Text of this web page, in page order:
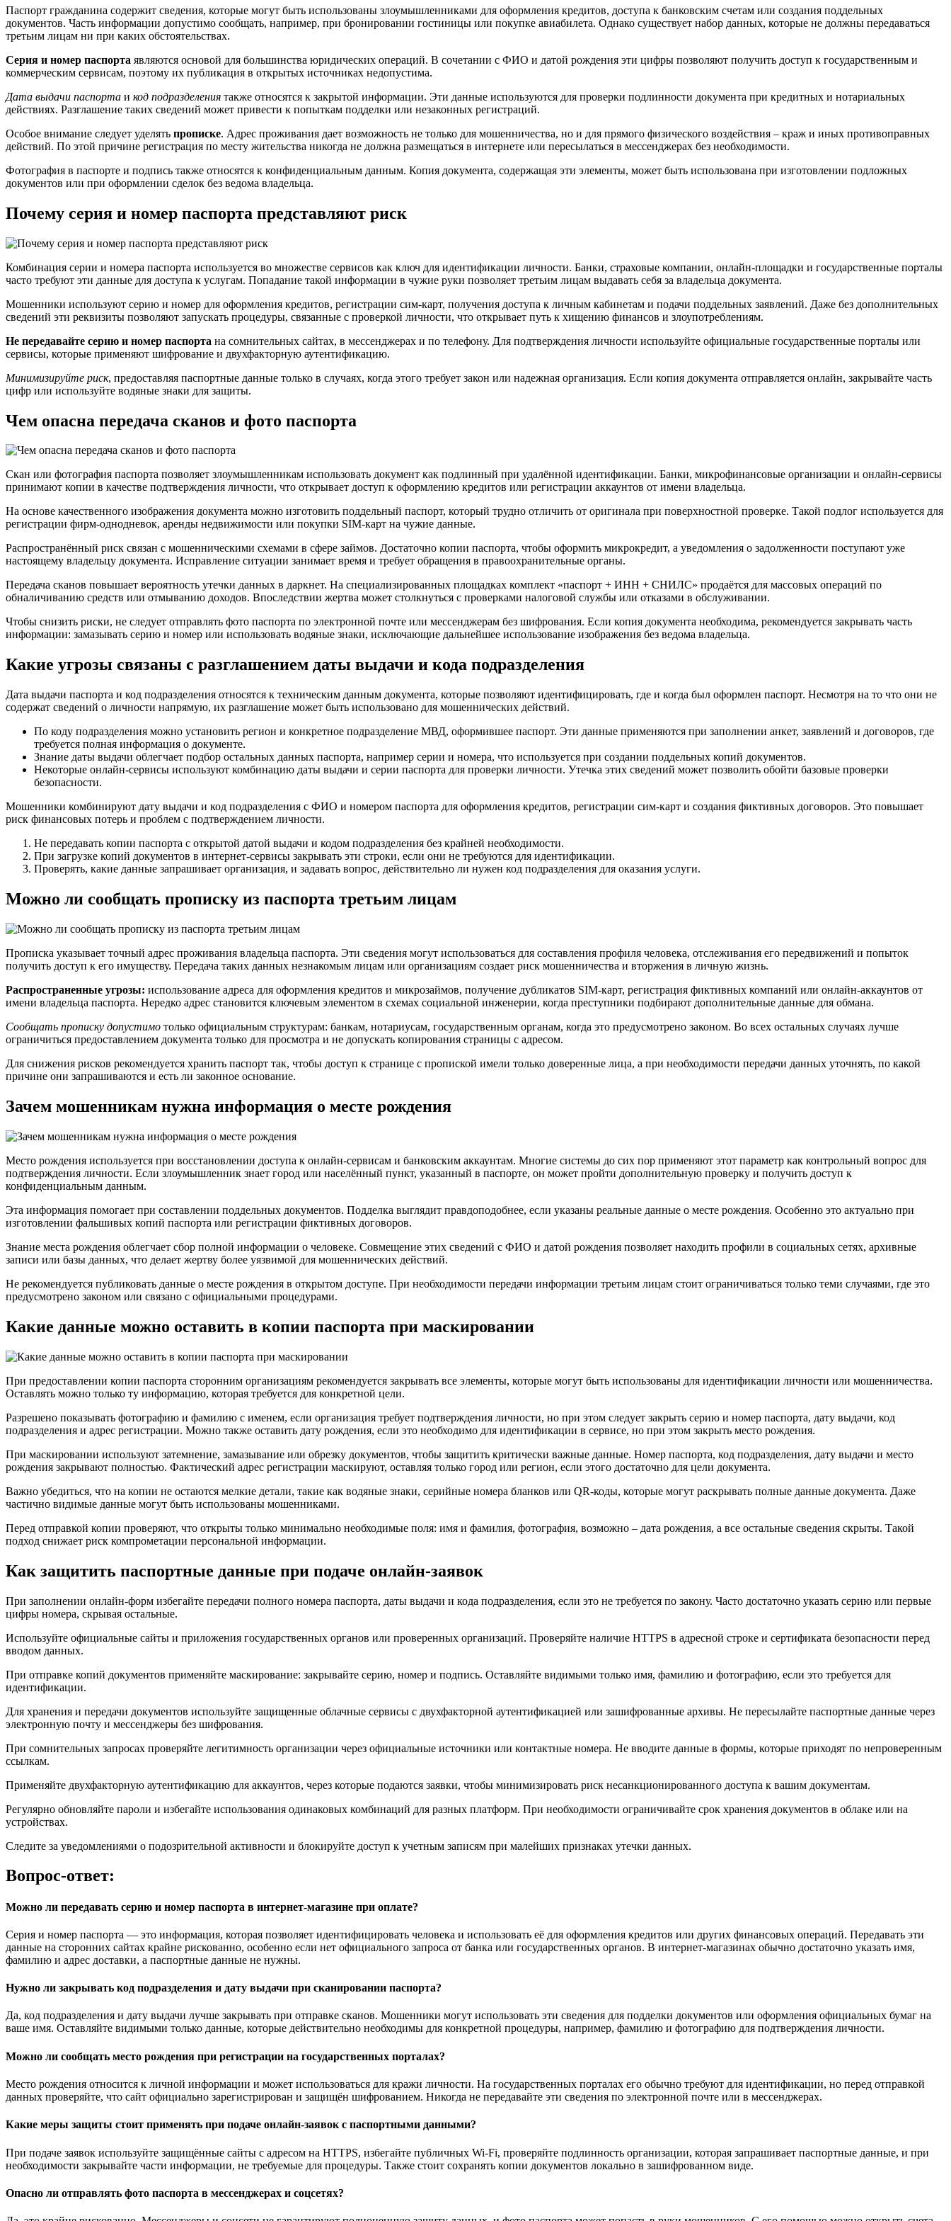
Паспорт гражданина содержит сведения, которые могут быть использованы злоумышленниками для оформления кредитов, доступа к банковским счетам или создания поддельных
документов. Часть информации допустимо сообщать, например, при бронировании гостиницы или покупке авиабилета. Однако существует набор данных, которые не должны передаваться
третьим лицам ни при каких обстоятельствах.
Серия и номер паспорта являются основой для большинства юридических операций. В сочетании с ФИО и датой рождения эти цифры позволяют получить доступ к государственным и
коммерческим сервисам, поэтому их публикация в открытых источниках недопустима.
Дата выдачи паспорта и код подразделения также относятся к закрытой информации. Эти данные используются для проверки подлинности документа при кредитных и нотариальных
действиях. Разглашение таких сведений может привести к попыткам подделки или незаконных регистраций.
Особое внимание следует уделять прописке. Адрес проживания дает возможность не только для мошенничества, но и для прямого физического воздействия – краж и иных противоправных
действий. По этой причине регистрация по месту жительства никогда не должна размещаться в интернете или пересылаться в мессенджерах без необходимости.
Фотография в паспорте и подпись также относятся к конфиденциальным данным. Копия документа, содержащая эти элементы, может быть использована при изготовлении подложных
документов или при оформлении сделок без ведома владельца.
Почему серия и номер паспорта представляют риск
Комбинация серии и номера паспорта используется во множестве сервисов как ключ для идентификации личности. Банки, страховые компании, онлайн-площадки и государственные порталы
часто требуют эти данные для доступа к услугам. Попадание такой информации в чужие руки позволяет третьим лицам выдавать себя за владельца документа.
Мошенники используют серию и номер для оформления кредитов, регистрации сим-карт, получения доступа к личным кабинетам и подачи поддельных заявлений. Даже без дополнительных
сведений эти реквизиты позволяют запускать процедуры, связанные с проверкой личности, что открывает путь к хищению финансов и злоупотреблениям.
Не передавайте серию и номер паспорта на сомнительных сайтах, в мессенджерах и по телефону. Для подтверждения личности используйте официальные государственные порталы или
сервисы, которые применяют шифрование и двухфакторную аутентификацию.
Минимизируйте риск, предоставляя паспортные данные только в случаях, когда этого требует закон или надежная организация. Если копия документа отправляется онлайн, закрывайте часть
цифр или используйте водяные знаки для защиты.
Чем опасна передача сканов и фото паспорта
Скан или фотография паспорта позволяет злоумышленникам использовать документ как подлинный при удалённой идентификации. Банки, микрофинансовые организации и онлайн-сервисы
принимают копии в качестве подтверждения личности, что открывает доступ к оформлению кредитов или регистрации аккаунтов от имени владельца.
На основе качественного изображения документа можно изготовить поддельный паспорт, который трудно отличить от оригинала при поверхностной проверке. Такой подлог используется для
регистрации фирм-однодневок, аренды недвижимости или покупки SIM-карт на чужие данные.
Распространённый риск связан с мошенническими схемами в сфере займов. Достаточно копии паспорта, чтобы оформить микрокредит, а уведомления о задолженности поступают уже
настоящему владельцу документа. Исправление ситуации занимает время и требует обращения в правоохранительные органы.
Передача сканов повышает вероятность утечки данных в даркнет. На специализированных площадках комплект «паспорт + ИНН + СНИЛС» продаётся для массовых операций по
обналичиванию средств или отмыванию доходов. Впоследствии жертва может столкнуться с проверками налоговой службы или отказами в обслуживании.
Чтобы снизить риски, не следует отправлять фото паспорта по электронной почте или мессенджерам без шифрования. Если копия документа необходима, рекомендуется закрывать часть
информации: замазывать серию и номер или использовать водяные знаки, исключающие дальнейшее использование изображения без ведома владельца.
Какие угрозы связаны с разглашением даты выдачи и кода подразделения
Дата выдачи паспорта и код подразделения относятся к техническим данным документа, которые позволяют идентифицировать, где и когда был оформлен паспорт. Несмотря на то что они не
содержат сведений о личности напрямую, их разглашение может быть использовано для мошеннических действий.
По коду подразделения можно установить регион и конкретное подразделение МВД, оформившее паспорт. Эти данные применяются при заполнении анкет, заявлений и договоров, где
требуется полная информация о документе.
Знание даты выдачи облегчает подбор остальных данных паспорта, например серии и номера, что используется при создании поддельных копий документов.
Некоторые онлайн-сервисы используют комбинацию даты выдачи и серии паспорта для проверки личности. Утечка этих сведений может позволить обойти базовые проверки
безопасности.
Мошенники комбинируют дату выдачи и код подразделения с ФИО и номером паспорта для оформления кредитов, регистрации сим-карт и создания фиктивных договоров. Это повышает
риск финансовых потерь и проблем с подтверждением личности.
Не передавать копии паспорта с открытой датой выдачи и кодом подразделения без крайней необходимости.
При загрузке копий документов в интернет-сервисы закрывать эти строки, если они не требуются для идентификации.
Проверять, какие данные запрашивает организация, и задавать вопрос, действительно ли нужен код подразделения для оказания услуги.
Можно ли сообщать прописку из паспорта третьим лицам
Прописка указывает точный адрес проживания владельца паспорта. Эти сведения могут использоваться для составления профиля человека, отслеживания его передвижений и попыток
получить доступ к его имуществу. Передача таких данных незнакомым лицам или организациям создает риск мошенничества и вторжения в личную жизнь.
Распространенные угрозы: использование адреса для оформления кредитов и микрозаймов, получение дубликатов SIM-карт, регистрация фиктивных компаний или онлайн-аккаунтов от
имени владельца паспорта. Нередко адрес становится ключевым элементом в схемах социальной инженерии, когда преступники подбирают дополнительные данные для обмана.
Сообщать прописку допустимо только официальным структурам: банкам, нотариусам, государственным органам, когда это предусмотрено законом. Во всех остальных случаях лучше
ограничиться предоставлением документа только для просмотра и не допускать копирования страницы с адресом.
Для снижения рисков рекомендуется хранить паспорт так, чтобы доступ к странице с пропиской имели только доверенные лица, а при необходимости передачи данных уточнять, по какой
причине они запрашиваются и есть ли законное основание.
Зачем мошенникам нужна информация о месте рождения
Место рождения используется при восстановлении доступа к онлайн-сервисам и банковским аккаунтам. Многие системы до сих пор применяют этот параметр как контрольный вопрос для
подтверждения личности. Если злоумышленник знает город или населённый пункт, указанный в паспорте, он может пройти дополнительную проверку и получить доступ к
конфиденциальным данным.
Эта информация помогает при составлении поддельных документов. Подделка выглядит правдоподобнее, если указаны реальные данные о месте рождения. Особенно это актуально при
изготовлении фальшивых копий паспорта или регистрации фиктивных договоров.
Знание места рождения облегчает сбор полной информации о человеке. Совмещение этих сведений с ФИО и датой рождения позволяет находить профили в социальных сетях, архивные
записи или базы данных, что делает жертву более уязвимой для мошеннических действий.
Не рекомендуется публиковать данные о месте рождения в открытом доступе. При необходимости передачи информации третьим лицам стоит ограничиваться только теми случаями, где это
предусмотрено законом или связано с официальными процедурами.
Какие данные можно оставить в копии паспорта при маскировании
При предоставлении копии паспорта сторонним организациям рекомендуется закрывать все элементы, которые могут быть использованы для идентификации личности или мошенничества.
Оставлять можно только ту информацию, которая требуется для конкретной цели.
Разрешено показывать фотографию и фамилию с именем, если организация требует подтверждения личности, но при этом следует закрыть серию и номер паспорта, дату выдачи, код
подразделения и адрес регистрации. Можно также оставить дату рождения, если это необходимо для идентификации в сервисе, но при этом закрыть место рождения.
При маскировании используют затемнение, замазывание или обрезку документов, чтобы защитить критически важные данные. Номер паспорта, код подразделения, дату выдачи и место
рождения закрывают полностью. Фактический адрес регистрации маскируют, оставляя только город или регион, если этого достаточно для цели документа.
Важно убедиться, что на копии не остаются мелкие детали, такие как водяные знаки, серийные номера бланков или QR-коды, которые могут раскрывать полные данные документа. Даже
частично видимые данные могут быть использованы мошенниками.
Перед отправкой копии проверяют, что открыты только минимально необходимые поля: имя и фамилия, фотография, возможно – дата рождения, а все остальные сведения скрыты. Такой
подход снижает риск компрометации персональной информации.
Как защитить паспортные данные при подаче онлайн-заявок
При заполнении онлайн-форм избегайте передачи полного номера паспорта, даты выдачи и кода подразделения, если это не требуется по закону. Часто достаточно указать серию или первые
цифры номера, скрывая остальные.
Используйте официальные сайты и приложения государственных органов или проверенных организаций. Проверяйте наличие HTTPS в адресной строке и сертификата безопасности перед
вводом данных.
При отправке копий документов применяйте маскирование: закрывайте серию, номер и подпись. Оставляйте видимыми только имя, фамилию и фотографию, если это требуется для
идентификации.
Для хранения и передачи документов используйте защищенные облачные сервисы с двухфакторной аутентификацией или зашифрованные архивы. Не пересылайте паспортные данные через
электронную почту и мессенджеры без шифрования.
При сомнительных запросах проверяйте легитимность организации через официальные источники или контактные номера. Не вводите данные в формы, которые приходят по непроверенным
ссылкам.
Применяйте двухфакторную аутентификацию для аккаунтов, через которые подаются заявки, чтобы минимизировать риск несанкционированного доступа к вашим документам.
Регулярно обновляйте пароли и избегайте использования одинаковых комбинаций для разных платформ. При необходимости ограничивайте срок хранения документов в облаке или на
устройствах.
Следите за уведомлениями о подозрительной активности и блокируйте доступ к учетным записям при малейших признаках утечки данных.
Вопрос-ответ:
Можно ли передавать серию и номер паспорта в интернет-магазине при оплате?
Серия и номер паспорта — это информация, которая позволяет идентифицировать человека и использовать её для оформления кредитов или других финансовых операций. Передавать эти
данные на сторонних сайтах крайне рискованно, особенно если нет официального запроса от банка или государственных органов. В интернет-магазинах обычно достаточно указать имя,
фамилию и адрес доставки, а паспортные данные не нужны.
Нужно ли закрывать код подразделения и дату выдачи при сканировании паспорта?
Да, код подразделения и дату выдачи лучше закрывать при отправке сканов. Мошенники могут использовать эти сведения для подделки документов или оформления официальных бумаг на
ваше имя. Оставляйте видимыми только данные, которые действительно необходимы для конкретной процедуры, например, фамилию и фотографию для подтверждения личности.
Можно ли сообщать место рождения при регистрации на государственных порталах?
Место рождения относится к личной информации и может использоваться для кражи личности. На государственных порталах его обычно требуют для идентификации, но перед отправкой
данных проверяйте, что сайт официально зарегистрирован и защищён шифрованием. Никогда не передавайте эти сведения по электронной почте или в мессенджерах.
Какие меры защиты стоит применять при подаче онлайн-заявок с паспортными данными?
При подаче заявок используйте защищённые сайты с адресом на HTTPS, избегайте публичных Wi-Fi, проверяйте подлинность организации, которая запрашивает паспортные данные, и при
необходимости закрывайте части информации, не требуемые для процедуры. Также стоит сохранять копии документов локально в зашифрованном виде.
Опасно ли отправлять фото паспорта в мессенджерах и соцсетях?